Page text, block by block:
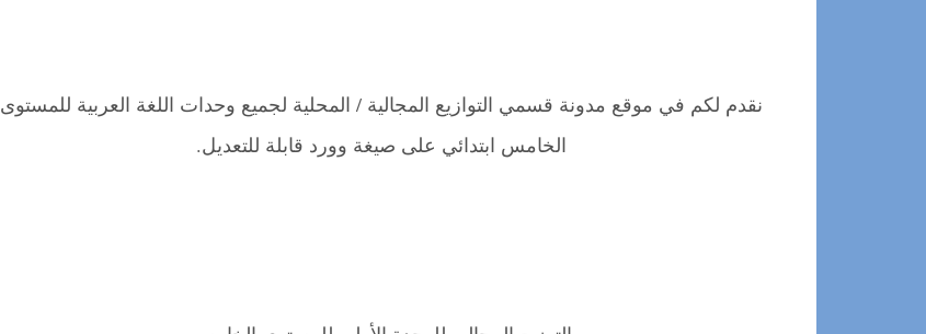
نقدم لكم في موقع مدونة قسمي التوازيع المجالية / المحلية لجميع وحدات اللغة العربية للمستوى
الخامس ابتدائي على صيغة وورد قابلة للتعديل.